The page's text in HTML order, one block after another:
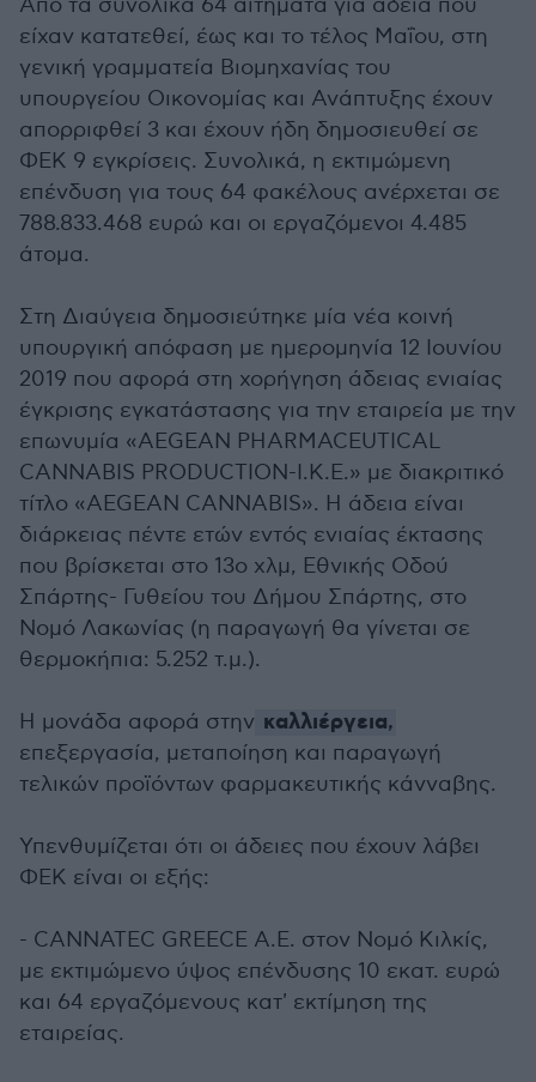
Από τα συνολικά 64 αιτήματα για άδεια που
είχαν κατατεθεί, έως και το τέλος Μαΐου, στη
γενική γραμματεία Βιομηχανίας του
υπουργείου Οικονομίας και Ανάπτυξης έχουν
απορριφθεί 3 και έχουν ήδη δημοσιευθεί σε
ΦΕΚ 9 εγκρίσεις. Συνολικά, η εκτιμώμενη
επένδυση για τους 64 φακέλους ανέρχεται σε
788.833.468 ευρώ και οι εργαζόμενοι 4.485
άτομα.
Στη Διαύγεια δημοσιεύτηκε μία νέα κοινή
υπουργική απόφαση με ημερομηνία 12 Ιουνίου
2019 που αφορά στη χορήγηση άδειας ενιαίας
έγκρισης εγκατάστασης για την εταιρεία με την
επωνυμία «AEGEAN PHARMACEUTICAL
CANNABIS PRODUCTION-Ι.Κ.Ε.» με διακριτικό
τίτλο «AEGEAN CANNABIS». Η άδεια είναι
διάρκειας πέντε ετών εντός ενιαίας έκτασης
που βρίσκεται στο 13ο χλμ, Εθνικής Οδού
Σπάρτης- Γυθείου του Δήμου Σπάρτης, στο
Νομό Λακωνίας (η παραγωγή θα γίνεται σε
θερμοκήπια: 5.252 τ.μ.).
Η μονάδα αφορά στην καλλιέργεια,
επεξεργασία, μεταποίηση και παραγωγή
τελικών προϊόντων φαρμακευτικής κάνναβης.
Υπενθυμίζεται ότι οι άδειες που έχουν λάβει
ΦΕΚ είναι οι εξής:
- CANNATEC GREECE A.E. στον Νομό Κιλκίς,
με εκτιμώμενο ύψος επένδυσης 10 εκατ. ευρώ
και 64 εργαζόμενους κατ' εκτίμηση της
εταιρείας.